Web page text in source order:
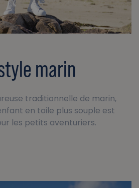
marin
traditionnelle de marin,
en toile plus souple est
les petits aventuriers.